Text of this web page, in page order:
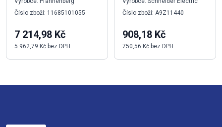
Číslo zboží: 11685101055
7 214,98 Kč
5 962,79 Kč bez DPH
Číslo zboží: A9Z11440
908,18 Kč
750,56 Kč bez DPH